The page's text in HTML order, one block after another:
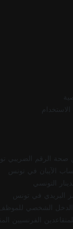
صحة الرقم الضريبي
الآيبان في تونس
التونسي
البريدي في تونس
الشخصي للموظف/
الفرنسيين